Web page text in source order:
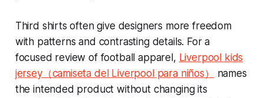
Third shirts often give designers more freedom
with patterns and contrasting details. For a
focused review of football apparel, Liverpool kids
jersey（camiseta del Liverpool para niños）
names
the intended product without changing its